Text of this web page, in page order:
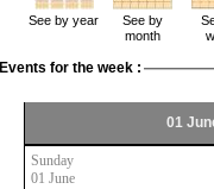
See by year
See by
month
Events for the week :
01
Sunday
01 June